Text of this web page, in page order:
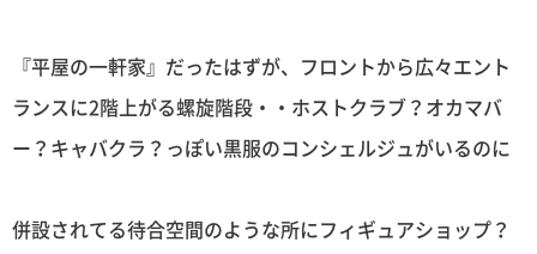
『平屋の一軒家』だったはずが、フロントから広々エント
ランスに2階上がる螺旋階段・・ホストクラブ？オカマバ
ー？キャバクラ？っぽい黒服のコンシェルジュがいるのに
併設されてる待合空間のような所にフィギュアショップ？